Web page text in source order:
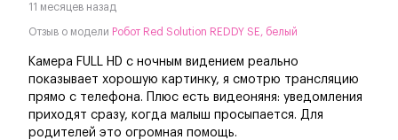
11 месяцев назад
Отзыв о модели Робот Red Solution REDDY SE, белый
Камера FULL HD с ночным видением реально
показывает хорошую картинку, я смотрю трансляцию
прямо с телефона. Плюс есть видеоняня: уведомления
приходят сразу, когда малыш просыпается. Для
родителей это огромная помощь.